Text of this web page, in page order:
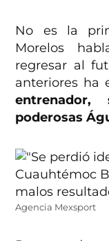
No es la
Morelos
regresar al
anteriores ha
poderosas
Agencia Mexsport